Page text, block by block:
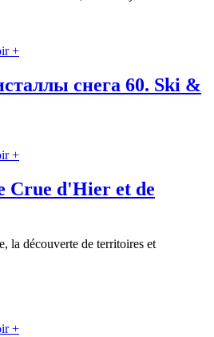
+
снега 60. Ski &
+
Crue d'Hier et de
la découverte de territoires et
+